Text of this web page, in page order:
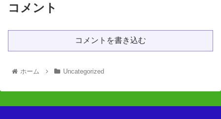
コメント
コメントを書き込む
ホーム Uncategorized